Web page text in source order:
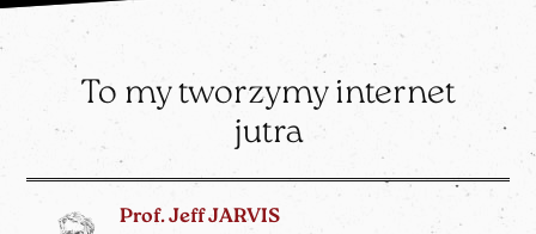
To my tworzymy internet
jutra
Prof. Jeff JARVIS